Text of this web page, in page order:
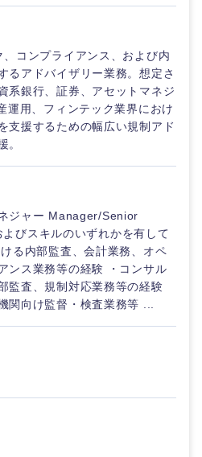
コンプライアンス、および内
るアドバイザリー業務。想定さ
系銀行、証券、アセットマネジ
運用、フィンテック業界におけ
支援するための幅広い規制アド
。
ジャー Manager/Senior
びスキルのいずれかを有して
る内部監査、会計業務、オペ
ンス業務等の経験 ・コンサル
監査、規制対応業務等の経験
関向け監督・検査業務等 ...